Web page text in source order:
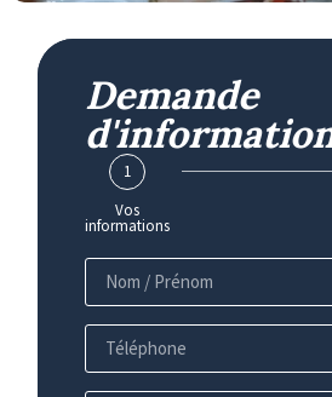
Demande
1
Vos
informations